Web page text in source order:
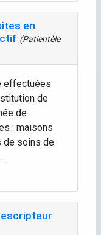
en
(Patientèle
effectuées
de
de
: maisons
de soins de